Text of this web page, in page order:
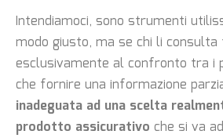
Intendiamoci, sono strumenti
modo giusto, ma se chi li
esclusivamente al confronto tra i
che fornire una informazione
inadeguata ad una scelta
prodotto assicurativo che si va